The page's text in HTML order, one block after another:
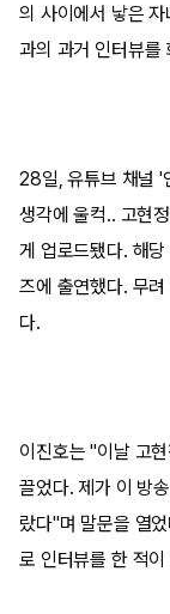
의 사이에서 낳은
과의 과거 인터뷰를
28일, 유튜브 채널 '
생각에 울컥.. 고현
게 업로드됐다. 해
즈에 출연했다. 무
다.
이진호는 "이날 고
끌었다. 제가 이 방
랐다"며 말문을 열
로 인터뷰를 한 적이